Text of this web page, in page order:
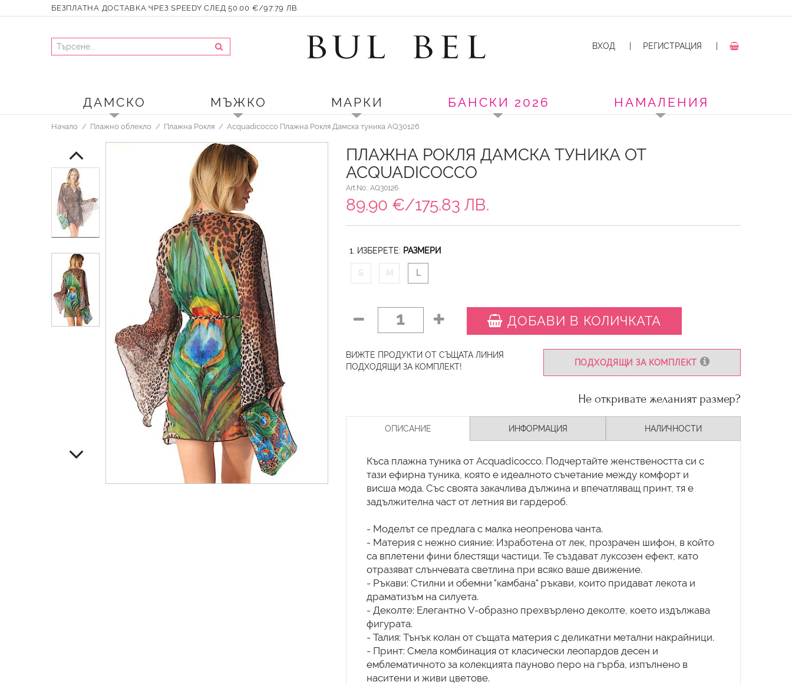
БЕЗПЛАТНА ДОСТАВКА ЧРЕЗ SPEEDY СЛЕД 50.00 €/97.79 ЛВ.
ВХОД РЕГИСТРАЦИЯ
ДАМСКО МЪЖКО МАРКИ БАНСКИ 2026 НАМАЛЕНИЯ
Начало Плажно облекло Плажна Рокля Acquadicocco Плажна Рокля Дамска туника AQ30126
ПЛАЖНА РОКЛЯ ДАМСКА ТУНИКА ОТ
ACQUADICOCCO
Art.No.: AQ30126
89.90 €/175.83 ЛВ.
1. ИЗБЕРЕТЕ: РАЗМЕРИ
S M L
1 ДОБАВИ В КОЛИЧКАТА
ПОДХОДЯЩИ ЗА КОМПЛЕКТ
ВИЖТЕ ПРОДУКТИ ОТ СЪЩАТА ЛИНИЯ
ПОДХОДЯЩИ ЗА КОМПЛЕКТ!
Не откривате желаният размер?
ОПИСАНИЕ ИНФОРМАЦИЯ НАЛИЧНОСТИ
Къса плажна туника от Acquadicocco. Подчертайте женствеността си с
тази ефирна туника, която е идеалното съчетание между комфорт и
висша мода. Със своята закачлива дължина и впечатляващ принт, тя е
задължителна част от летния ви гардероб.
- Моделът се предлага с малка неопренова чанта.
- Материя с нежно сияние: Изработена от лек, прозрачен шифон, в който
са вплетени фини блестящи частици. Те създават луксозен ефект, като
отразяват слънчевата светлина при всяко ваше движение.
- Ръкави: Стилни и обемни "камбана" ръкави, които придават лекота и
драматизъм на силуета.
- Деколте: Елегантно V-образно прехвърлено деколте, което издължава
фигурата.
- Талия: Тънък колан от същата материя с деликатни метални накрайници.
- Принт: Смела комбинация от класически леопардов десен и
емблематичното за колекцията пауново перо на гърба, изпълнено в
наситени и живи цветове.